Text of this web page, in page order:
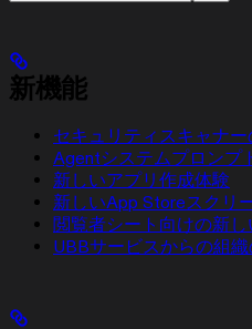
新機能
セキュリティスキャナ
Agentシステムプロンプ
新しいアプリ作成体験
新しいApp Storeスクリ
閲覧者シート向けの新
UBBサービスからの組